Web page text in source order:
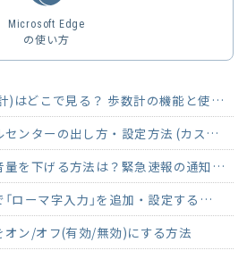
Microsoft Edge
の使い方
【iPhone】 歩数計(万歩計)はどこで見る？ 歩数計の機能と使い方
【iPhone】 コントロールセンターの出し方・設定方法 (カスタマイズ)
【iPhone】 緊急速報の音量を下げる方法は？緊急速報の通知をオフにする方法
【iPhone】 キーボードで「ローマ字入力」を追加・設定する方法
オン/オフ(有効/無効)にする方法